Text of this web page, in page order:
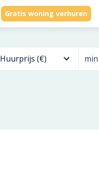
Gratis woning verhuren
Huurprijs (€) min